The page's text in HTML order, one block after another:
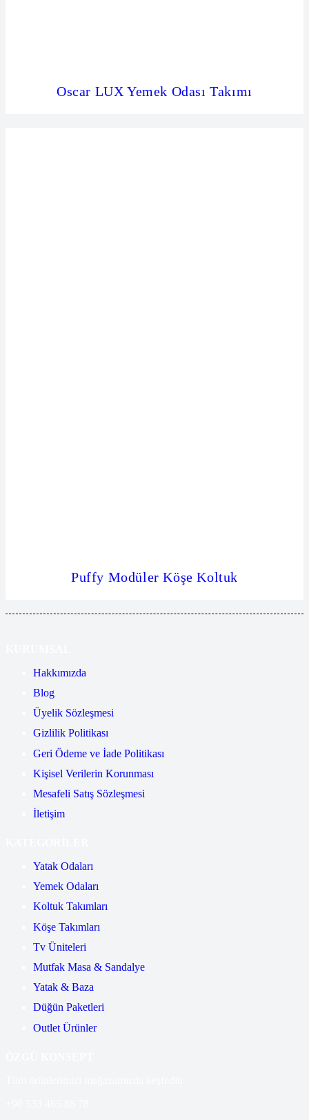
Oscar LUX Yemek Odası Takımı
Puffy Modüler Köşe Koltuk
Hakkımızda
Blog
Üyelik Sözleşmesi
Gizlilik Politikası
Geri Ödeme ve İade Politikası
Kişisel Verilerin Korunması
Mesafeli Satış Sözleşmesi
İletişim
Yatak Odaları
Yemek Odaları
Koltuk Takımları
Köşe Takımları
Tv Üniteleri
Mutfak Masa & Sandalye
Yatak & Baza
Düğün Paketleri
Outlet Ürünler